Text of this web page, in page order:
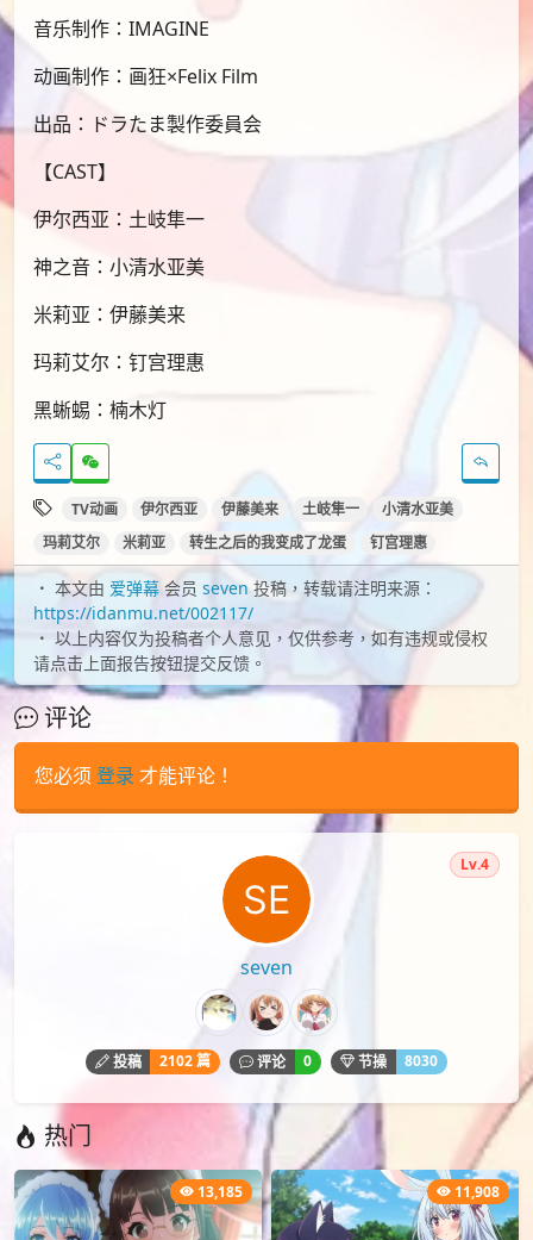
音乐制作：IMAGINE
动画制作：画狂×Felix Film
出品：ドラたま製作委員会
【CAST】
伊尔西亚：土岐隼一
神之音：小清水亚美
米莉亚：伊藤美来
玛莉艾尔：钉宫理惠
黑蜥蜴：楠木灯
TV动画 伊尔西亚 伊藤美来 土岐隼一
小清水亚美
玛莉艾尔
米莉亚 转生之后的我变成了龙蛋 钉宫理惠
本文由 爱弹幕会员 seven投稿，转载请注明来源：
https://idanmu.net/002117/
以上内容仅为投稿者个人意见，仅供参考，如有违规或侵权
请点击上面报告按钮提交反馈。
评论
您必须 登录 才能评论！
seven
Lv.4
投稿 2102 篇 评论 0 节操 8030
热门
13,185 11,908